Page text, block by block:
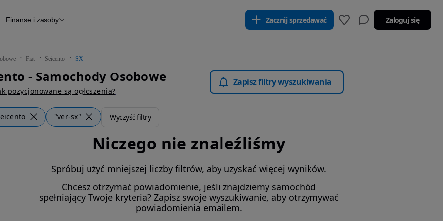
Raport z inspekcji
Otomoto News
Finanse i zasoby Zacznij sprzedawać Zaloguj się
Fiat Seicento SX
- Samochody Osobowe
pozycjonowane są ogłoszenia?
Zapisz filtry wyszukiwania
"ver-sx" Wyczyść filtry
Niczego nie znaleźliśmy
Spróbuj użyć mniejszej liczby filtrów, aby uzyskać więcej wyników.
Chcesz otrzymać powiadomienie, jeśli znajdziemy samochód
spełniający Twoje kryteria? Zapisz swoje wyszukiwanie, aby otrzymywać
powiadomienia emailem.